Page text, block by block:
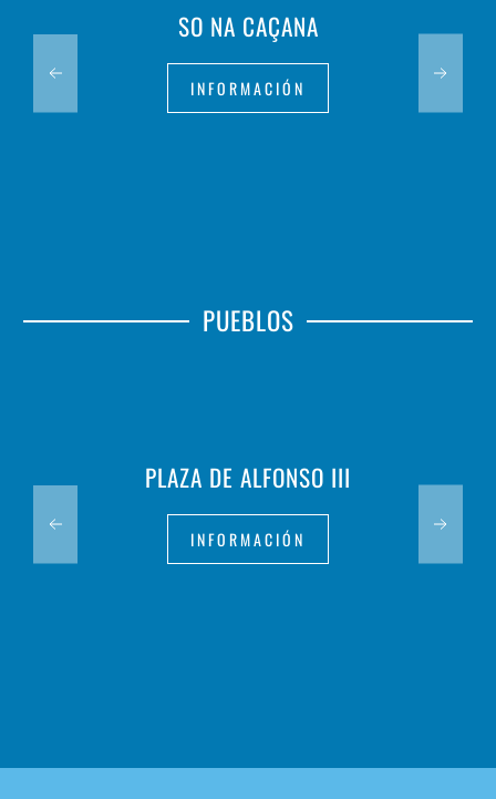
SO NA CAÇANA
INFORMACIÓN
PUEBLOS
PLAZA DE ALFONSO III
INFORMACIÓN